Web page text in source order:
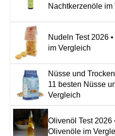
Nachtkerzenöle im
Nudeln Test 2026
im Vergleich
Nüsse und
11 besten Nüsse
Vergleich
Olivenöl Test 2026
Olivenöle im